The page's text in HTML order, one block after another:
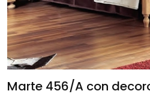
Marte 456/A con